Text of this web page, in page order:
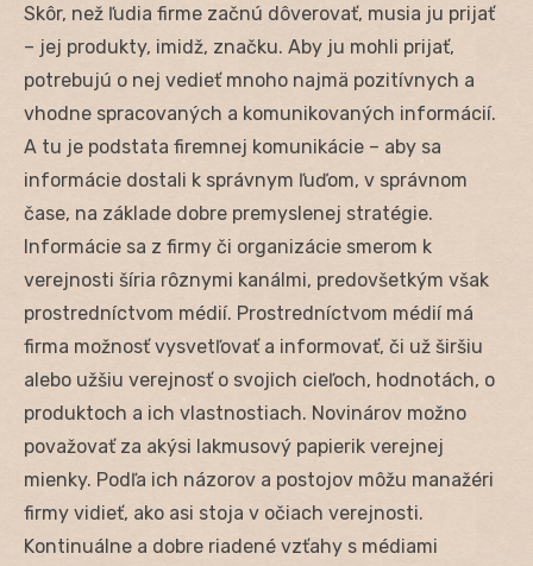
Skôr, než ľudia firme začnú dôverovať, musia ju prijať
– jej produkty, imidž, značku. Aby ju mohli prijať,
potrebujú o nej vedieť mnoho najmä pozitívnych a
vhodne spracovaných a komunikovaných informácií.
A tu je podstata firemnej komunikácie – aby sa
informácie dostali k správnym ľuďom, v správnom
čase, na základe dobre premyslenej stratégie.
Informácie sa z firmy či organizácie smerom k
verejnosti šíria rôznymi kanálmi, predovšetkým však
prostredníctvom médií. Prostredníctvom médií má
firma možnosť vysvetľovať a informovať, či už širšiu
alebo užšiu verejnosť o svojich cieľoch, hodnotách, o
produktoch a ich vlastnostiach. Novinárov možno
považovať za akýsi lakmusový papierik verejnej
mienky. Podľa ich názorov a postojov môžu manažéri
firmy vidieť, ako asi stoja v očiach verejnosti.
Kontinuálne a dobre riadené vzťahy s médiami